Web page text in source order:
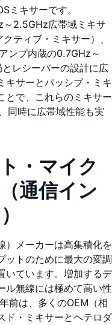
ミキサーです。
～2.5GHz広帯域ミキサ
ティブ・ミキサー）、
ンプ内蔵の0.7GHz～
レシーバーの設計に広
キサーとパッシブ・ミキ
とで、これらのミキサー
同時に広帯域性能も実
・マイク
通信イン
）メーカーは高集積化を
ットのために最大の変調
いています。増加するデ
ル無線には極めて高い性
前は、多くのOEM（相
ド・ミキサーとヘテロダ